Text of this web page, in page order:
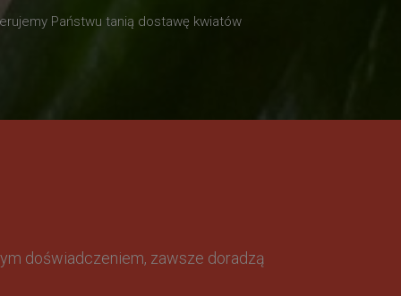
Państwu tanią dostawę kwiatów
doświadczeniem, zawsze doradzą